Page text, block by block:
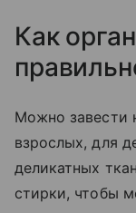
Как
Можно завести
взрослых, для
деликатных
стирки, чтобы